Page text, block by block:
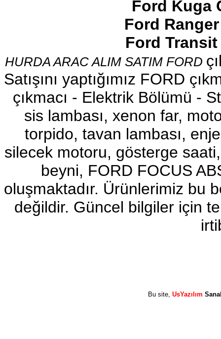
Ürün Kodu : 2017-2018 ford ranger sol
ayna
2017-2018 ford ranger sol
ayna
Ürün Kodu : 2017-2018 ford ranger abs
beyni
2017-2018 ford ranger abs
Ford Kuga
Ford
Ford Transit
HURDA ARAC ALIM SATIM FORD
Satışını yaptığımız FORD
çıkmacı - Elektrik Bölümü -
sis lambası, xenon far,
torpido, tavan lambası,
silecek motoru, gösterge
beyni, FORD FOCUS
oluşmaktadır. Ürünlerimiz bu
değildir. Güncel bilgiler için
Bu site, UsYazılım